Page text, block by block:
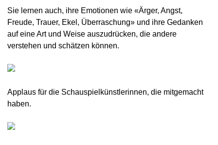
Sie lernen auch, ihre Emotionen wie «Ärger, Angst,
Freude, Trauer, Ekel, Überraschung» und ihre Gedanken
auf eine Art und Weise auszudrücken, die andere
verstehen und schätzen können.
Applaus für die Schauspielkünstlerinnen, die mitgemacht
haben.